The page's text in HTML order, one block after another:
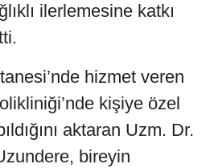
ilerlemesine katkı
hizmet veren
kişiye özel
aktaran Uzm. Dr.
bireyin